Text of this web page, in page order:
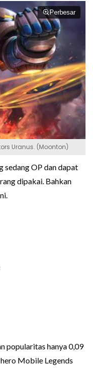
Perbesar
Uranus. (Moonton)
sedang OP dan dapat
dipakai. Bahkan
popularitas hanya 0,09
Mobile Legends